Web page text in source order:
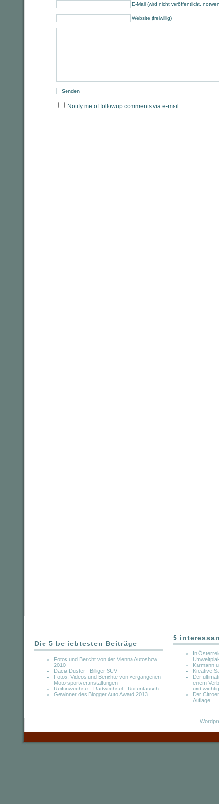
E-Mail (wird nicht veröffentlicht,
Website (freiwillig)
Notify me of followup comments via e-mail
Die 5 beliebtesten Beiträge
Fotos und Bericht von der Vienna Autoshow
2010
Dacia Duster - Billiger SUV
Fotos, Videos und Berichte von vergangenen
Motorsportveranstaltungen
Reifenwechsel - Radwechsel - Reifentausch
Gewinner des Blogger Auto Award 2013
5
In
Karmann
Kreative
Der
einem
und
Der
Auflage